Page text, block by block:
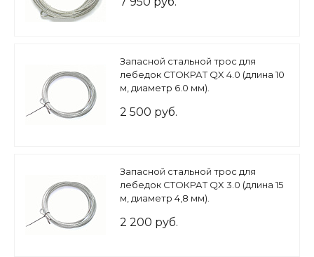
Запасной стальной трос для
лебедок СТОКРАТ QX 4.0 (длина 10
м, диаметр 6.0 мм).
2 500 руб.
Запасной стальной трос для
лебедок СТОКРАТ QX 3.0 (длина 15
м, диаметр 4,8 мм).
2 200 руб.